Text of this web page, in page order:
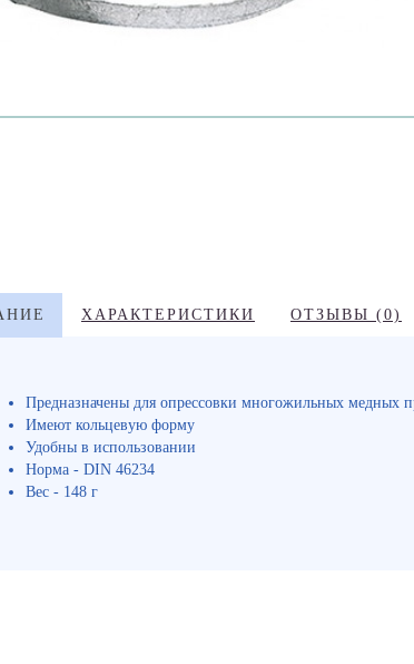
ХАРАКТЕРИСТИКИ ОТЗЫВЫ (0)
Предназначены для опрессовки многожильных медных
Имеют кольцевую форму
Удобны в использовании
Норма - DIN 46234
Вес - 148 г